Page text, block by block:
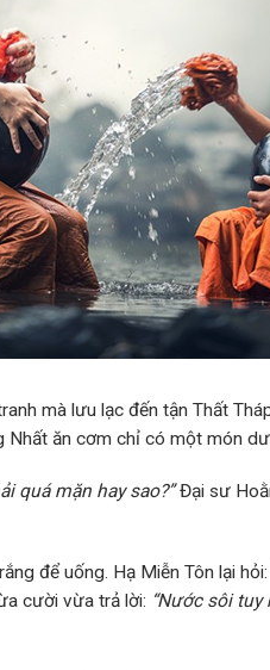
mà lưu lạc đến tận Thất
Nhất ăn cơm chỉ có một món
quá mặn hay sao?”Đại sư
để uống. Hạ Miễn Tôn lại hỏi:
cười vừa trả lời: “Nước sôi